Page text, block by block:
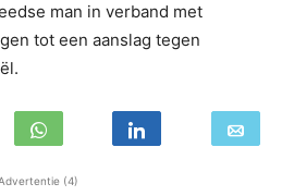
man in verband met
tot een aanslag tegen
(4)